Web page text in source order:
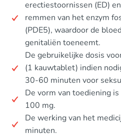
erectiestoornissen (ED)
remmen van het enzym
(PDE5), waardoor de
genitaliën toeneemt.
De gebruikelijke dosis
(1 kauwtablet) indien
30-60 minuten voor
De vorm van toediening
100 mg.
De werking van het
minuten.